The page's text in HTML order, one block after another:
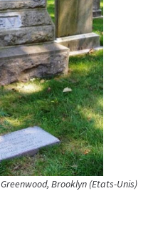
Brooklyn (Etats-Unis)